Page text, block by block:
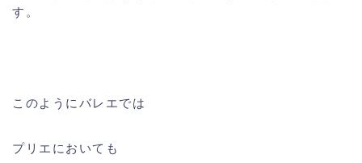
す。
このようにバレエでは
プリエにおいても